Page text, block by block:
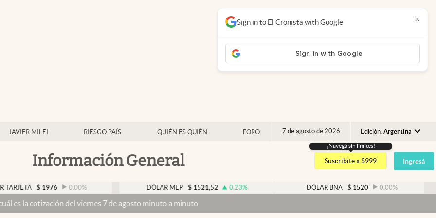
JAVIER MILEI RIESGO PAÍS QUIÉN ES QUIÉN FORO 7 de agosto de 2026 Edición: Argentina
Argentina
España
USA
Información General
¡Navegá sin limites!
Suscribite x $999 Ingresá
$ 1976 0.00% DÓLAR MEP $ 1521,52 0.23% DÓLAR BNA $ 1520 0.00%
del viernes 7 de agosto minuto a minuto
Sign in to El Cronista with Google ×